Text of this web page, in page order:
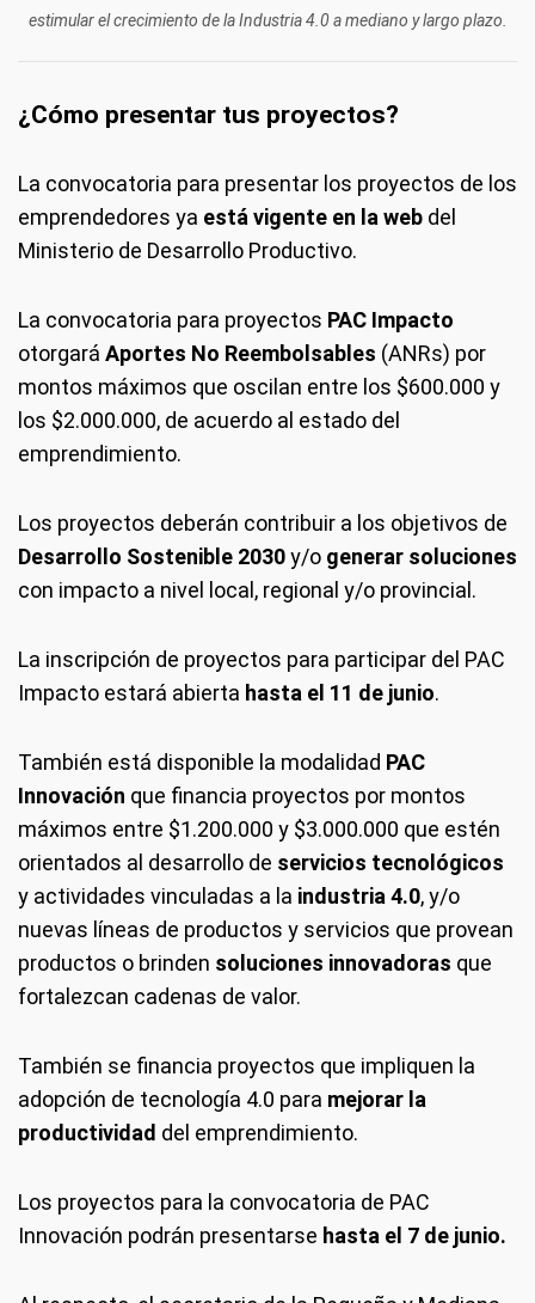
estimular el crecimiento de la Industria 4.0 a mediano y largo plazo.
¿Cómo presentar tus proyectos?
La convocatoria para presentar los proyectos de los
emprendedores ya está vigente en la web del
Ministerio de Desarrollo Productivo.
La convocatoria para proyectos PAC Impacto
otorgará Aportes No Reembolsables (ANRs) por
montos máximos que oscilan entre los $600.000 y
los $2.000.000, de acuerdo al estado del
emprendimiento.
Los proyectos deberán contribuir a los objetivos de
Desarrollo Sostenible 2030y/o generar soluciones
con impacto a nivel local, regional y/o provincial.
La inscripción de proyectos para participar del PAC
Impacto estará abierta hasta el 11 de junio.
También está disponible la modalidad PAC
Innovación que financia proyectos por montos
máximos entre $1.200.000 y $3.000.000 que estén
orientados al desarrollo de servicios tecnológicos
y actividades vinculadas a la industria 4.0, y/o
nuevas líneas de productos y servicios que provean
productos o brinden soluciones innovadoras que
fortalezcan cadenas de valor.
También se financia proyectos que impliquen la
adopción de tecnología 4.0 para mejorar la
productividad del emprendimiento.
Los proyectos para la convocatoria de PAC
Innovación podrán presentarse hasta el 7 de junio.